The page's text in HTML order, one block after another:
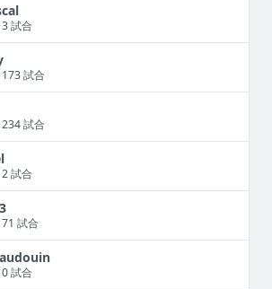
試合
試合
試合
試合
試合
試合